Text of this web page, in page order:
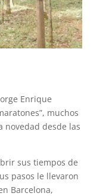
Enrique
muchos
novedad desde las
sus tiempos de
pasos le llevaron
Barcelona,